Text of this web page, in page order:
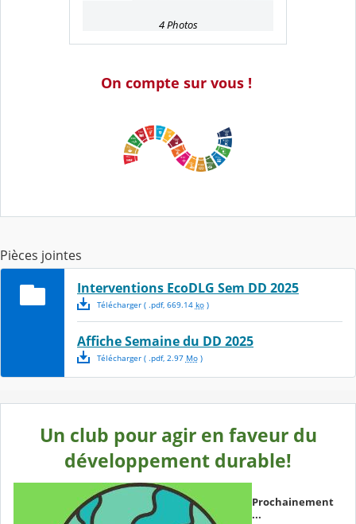
4 Photos
On compte sur vous !
Pièces jointes
Interventions EcoDLG Sem DD 2025
Télécharger( .pdf, 669.14 ko)
Affiche Semaine du DD 2025
Télécharger( .pdf, 2.97 Mo)
Un club pour agir en faveur du
développement durable!
Prochainement
...